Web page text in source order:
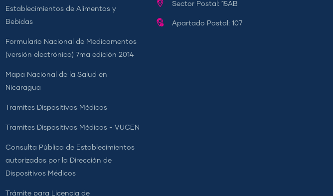
Establecimientos de Alimentos y
Bebidas
Formulario Nacional de Medicamentos
(versión electrónica) 7ma edición 2014
Mapa Nacional de la Salud en
Nicaragua
Tramites Dispositivos Médicos
Tramites Dispositivos Médicos - VUCEN
Consulta Pública de Establecimientos
autorizados por la Dirección de
Dispositivos Médicos
Trámite para Licencia de
Sector Postal: 15AB
Apartado Postal: 107